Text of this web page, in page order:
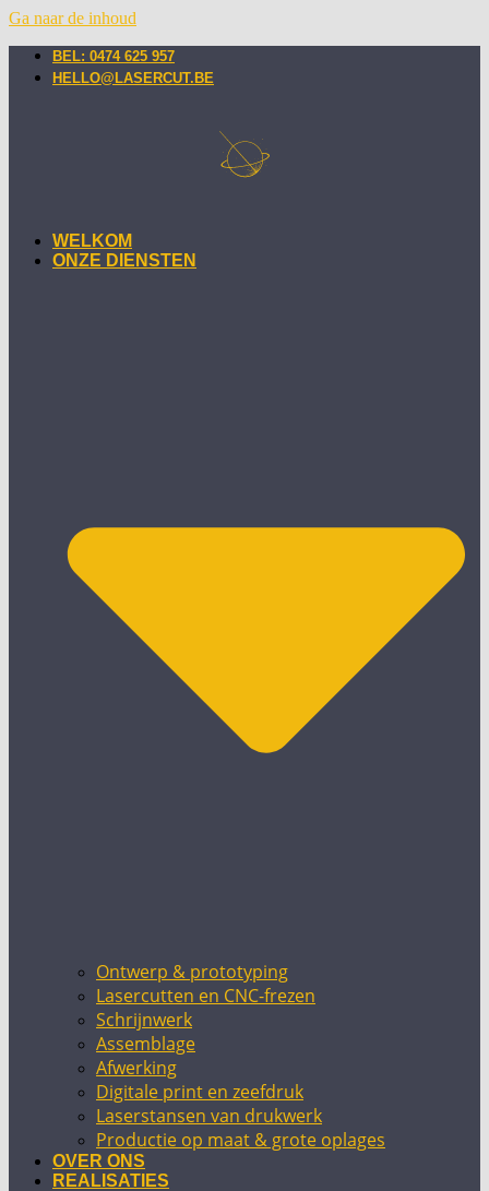
Ga naar de inhoud
BEL: 0474 625 957
HELLO@LASERCUT.BE
WELKOM
ONZE DIENSTEN
Ontwerp & prototyping
Lasercutten en CNC-frezen
Schrijnwerk
Assemblage
Afwerking
Digitale print en zeefdruk
Laserstansen van drukwerk
Productie op maat & grote oplages
OVER ONS
REALISATIES